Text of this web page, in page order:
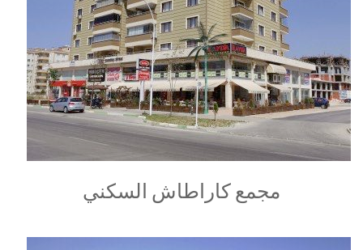
مجمع كاراطاش السكني